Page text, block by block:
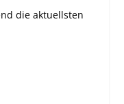
die aktuellsten